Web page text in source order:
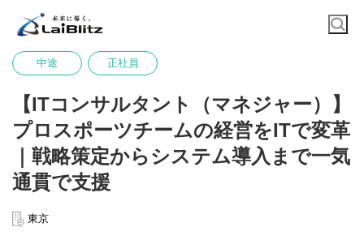
中途 正社員
【ITコンサルタント（マネジャー）】
プロスポーツチームの経営をITで変革
｜戦略策定からシステム導入まで一気
通貫で支援
東京